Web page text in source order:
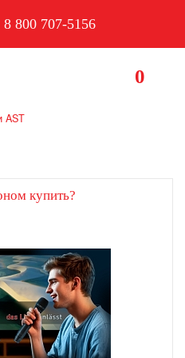
8 800 707-5156
0
AST
купить?